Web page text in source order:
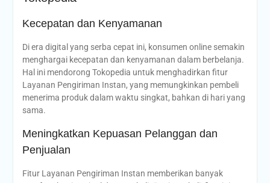
Kecepatan dan Kenyamanan
Di era digital yang serba cepat ini, konsumen online semakin
menghargai kecepatan dan kenyamanan dalam berbelanja.
Hal ini mendorong Tokopedia untuk menghadirkan fitur
Layanan Pengiriman Instan, yang memungkinkan pembeli
menerima produk dalam waktu singkat, bahkan di hari yang
sama.
Meningkatkan Kepuasan Pelanggan dan
Penjualan
Fitur Layanan Pengiriman Instan memberikan banyak